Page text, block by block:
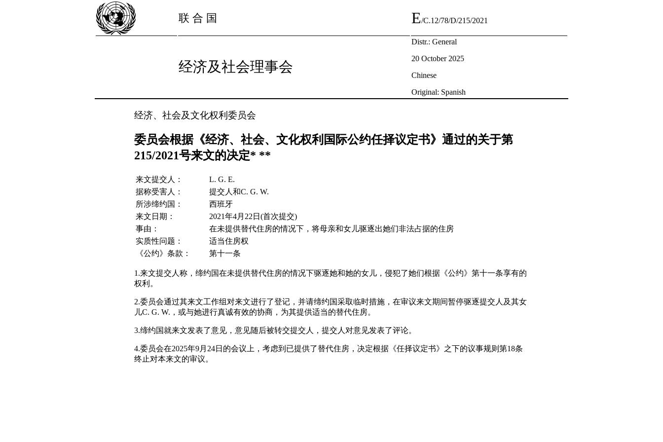
联 合 国 E/C.12/78/D/215/2021
经济及社会理事会
Distr.: General
20 October 2025
Chinese
Original: Spanish
经济、社会及文化权利委员会
委员会根据《经济、社会、文化权利国际公约任择议定书》通过的关于第
215/2021号来文的决定* **
来文提交人：
L. G. E.
据称受害人：
提交人和C. G. W.
所涉缔约国：
西班牙
来文日期：
2021年4月22日(首次提交)
事由：
在未提供替代住房的情况下，将母亲和女儿驱逐出她们非法占据的住房
实质性问题：
适当住房权
《公约》条款：
第十一条
1.来文提交人称，缔约国在未提供替代住房的情况下驱逐她和她的女儿，侵犯了她们根据《公约》第十一条享有的
权利。
2.委员会通过其来文工作组对来文进行了登记，并请缔约国采取临时措施，在审议来文期间暂停驱逐提交人及其女
儿C. G. W.，或与她进行真诚有效的协商，为其提供适当的替代住房。
3.缔约国就来文发表了意见，意见随后被转交提交人，提交人对意见发表了评论。
4.委员会在2025年9月24日的会议上，考虑到已提供了替代住房，决定根据《任择议定书》之下的议事规则第18条
终止对本来文的审议。